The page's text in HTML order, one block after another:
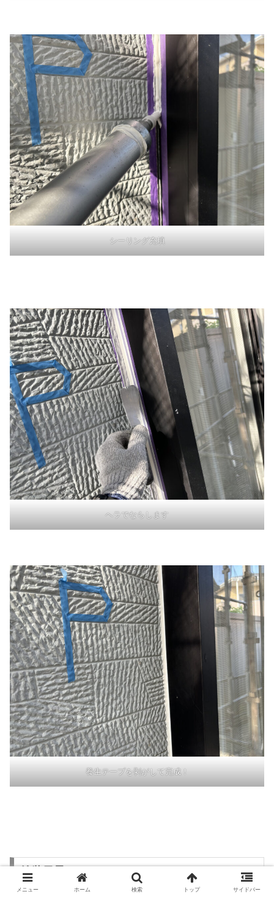
シーリング充填
ヘラでならします
養生テープを剥がして完成！
塗装風景
メニュー ホーム 検索 トップ サイドバー